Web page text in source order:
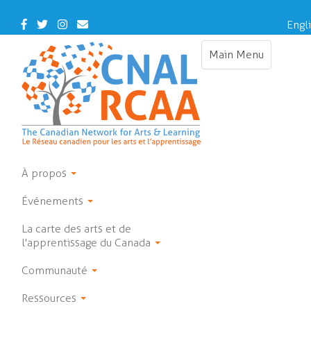
main
Facebook
TwitterInstagram
Contact
Us
Main Menu
Toggle
À propos
Événements
La carte des arts et de
l'apprentissage du Canada
Communauté
Ressources